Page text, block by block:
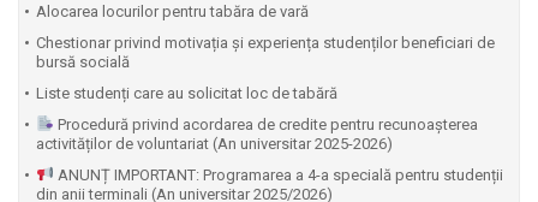
Alocarea locurilor pentru tabăra de vară
Chestionar privind motivația și experiența studenților beneficiari de
bursă socială
Liste studenți care au solicitat loc de tabără
Procedură privind acordarea de credite pentru recunoașterea
activităților de voluntariat (An universitar 2025-2026)
ANUNȚ IMPORTANT: Programarea a 4-a specială pentru studenții
din anii terminali (An universitar 2025/2026)